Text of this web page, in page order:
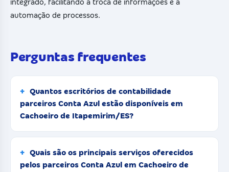
integrado, facilitando a troca de informações e a
automação de processos.
Perguntas frequentes
Quantos escritórios de contabilidade
parceiros Conta Azul estão disponíveis em
Cachoeiro de Itapemirim/ES?
Quais são os principais serviços oferecidos
pelos parceiros Conta Azul em Cachoeiro de